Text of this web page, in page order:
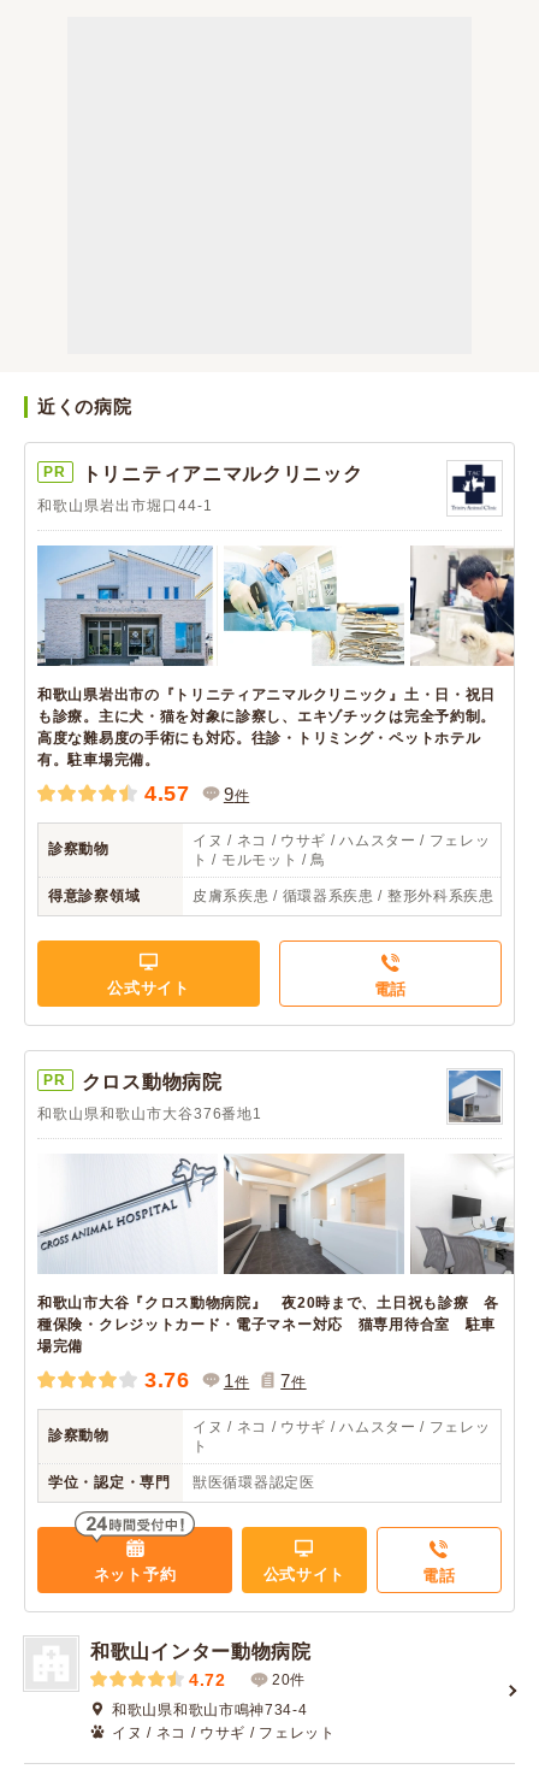
近くの病院
PR トリニティアニマルクリニック
和歌山県岩出市堀口44-1
和歌山県岩出市の『トリニティアニマルクリニック』土・日・祝日
も診療。主に犬・猫を対象に診察し、エキゾチックは完全予約制。
高度な難易度の手術にも対応。往診・トリミング・ペットホテル
有。駐車場完備。
4.57 9件
診察動物
イヌ / ネコ / ウサギ / ハムスター / フェレッ
ト / モルモット / 鳥
得意診察領域 皮膚系疾患 / 循環器系疾患 / 整形外科系疾患
公式サイト 電話
PR クロス動物病院
和歌山県和歌山市大谷376番地1
和歌山市大谷『クロス動物病院』 夜20時まで、土日祝も診療 各
種保険・クレジットカード・電子マネー対応 猫専用待合室 駐車
場完備
3.76 1件 7件
診察動物
イヌ / ネコ / ウサギ / ハムスター / フェレッ
ト
学位・認定・専門 獣医循環器認定医
ネット予約 公式サイト 電話
和歌山インター動物病院
4.72
20件
和歌山県和歌山市鳴神734-4
イヌ / ネコ / ウサギ / フェレット